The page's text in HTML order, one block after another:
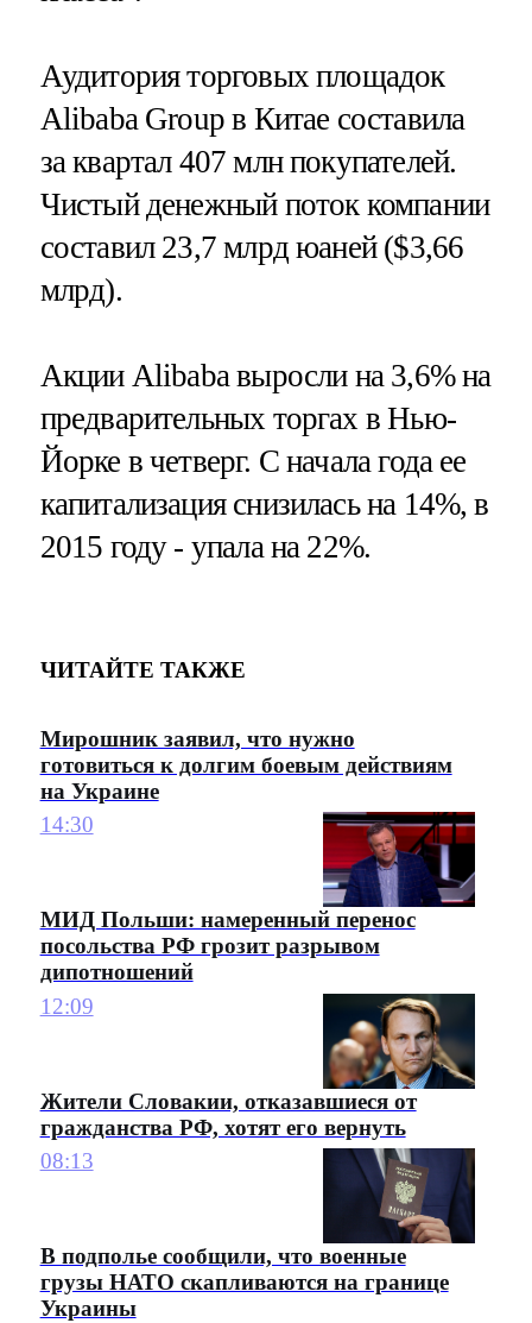
Аудитория торговых площадок
Alibaba Group в Китае составила
за квартал 407 млн покупателей.
Чистый денежный поток компании
составил 23,7 млрд юаней ($3,66
млрд).
Акции Alibaba выросли на 3,6% на
предварительных торгах в Нью-
Йорке в четверг. С начала года ее
капитализация снизилась на 14%, в
2015 году - упала на 22%.
ЧИТАЙТЕ ТАКЖЕ
Мирошник заявил, что нужно
готовиться к долгим боевым действиям
на Украине
14:30
МИД Польши: намеренный перенос
посольства РФ грозит разрывом
дипотношений
12:09
Жители Словакии, отказавшиеся от
гражданства РФ, хотят его вернуть
08:13
В подполье сообщили, что военные
грузы НАТО скапливаются на границе
Украины